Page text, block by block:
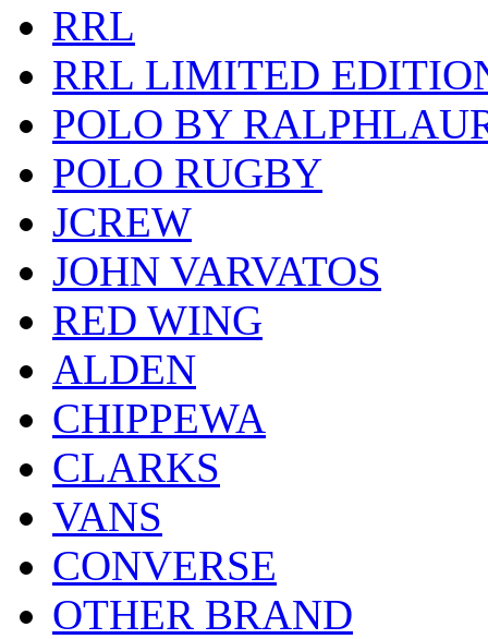
RRL
RRL LIMITED
POLO BY
POLO RUGBY
JCREW
JOHN VARVATOS
RED WING
ALDEN
CHIPPEWA
CLARKS
VANS
CONVERSE
OTHER BRAND